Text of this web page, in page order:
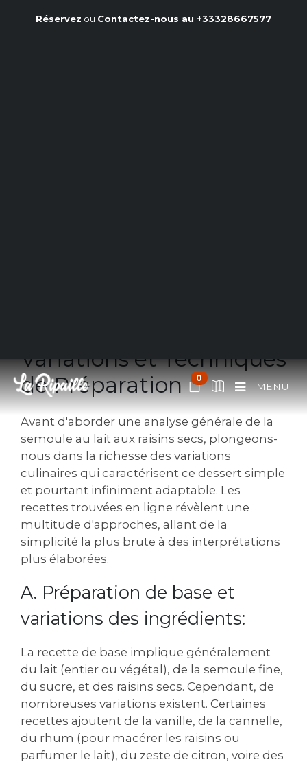
Réservez ou Contactez-nous au +33328667577
0
MENU
Variations et Techniques
de Préparation
Avant d'aborder une analyse générale de la
semoule au lait aux raisins secs‚ plongeons-
nous dans la richesse des variations
culinaires qui caractérisent ce dessert simple
et pourtant infiniment adaptable. Les
recettes trouvées en ligne révèlent une
multitude d'approches‚ allant de la
simplicité la plus brute à des interprétations
plus élaborées.
A. Préparation de base et
variations des ingrédients:
La recette de base implique généralement
du lait (entier ou végétal)‚ de la semoule fine‚
du sucre‚ et des raisins secs. Cependant‚ de
nombreuses variations existent. Certaines
recettes ajoutent de la vanille‚ de la cannelle‚
du rhum (pour macérer les raisins ou
parfumer le lait)‚ du zeste de citron‚ voire des